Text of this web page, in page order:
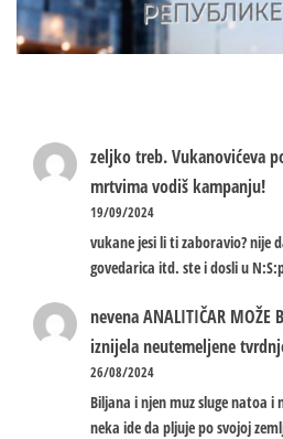
zeljko treb.Vukanovićeva
mrtvima vodiš kampanju!
19/09/2024
vukane jesi li ti zaboravio? nije
govedarica itd. ste i dosli u
nevenaANALITIČAR MOŽE
iznijela neutemeljene
26/08/2024
Biljana i njen muz sluge natoa
neka ide da pljuje po svojoj